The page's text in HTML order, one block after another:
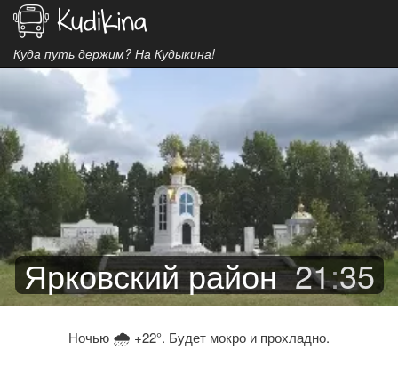
Куда путь держим? На Кудыкина!
Ярковский район 21:35
Ночью 🌧 +22°. Будет мокро и прохладно.